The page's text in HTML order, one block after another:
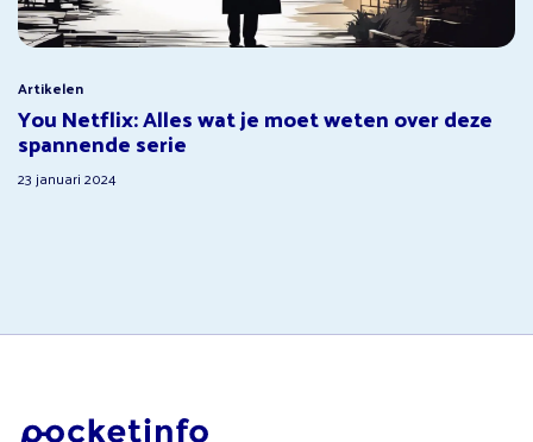
Artikelen
You Netflix: Alles wat je moet weten over deze
spannende serie
23 januari 2024